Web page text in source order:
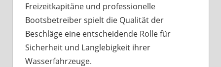
Freizeitkapitäne und professionelle
Bootsbetreiber spielt die Qualität der
Beschläge eine entscheidende Rolle für
Sicherheit und Langlebigkeit ihrer
Wasserfahrzeuge.